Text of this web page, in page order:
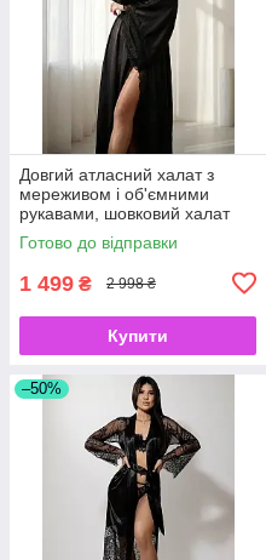
Довгий атласний халат з
мереживом і об'ємними
рукавами, шовковий халат
для невістки чорний S
Готово до відправки
1 499 ₴ 2 998 ₴
Купити
–50%